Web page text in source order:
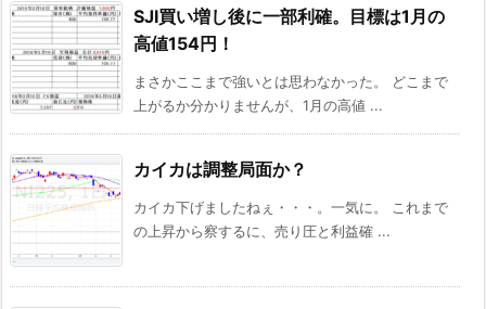
SJI買い増し後に一部利確。目標は1月の
高値154円！
まさかここまで強いとは思わなかった。 どこまで
上がるか分かりませんが、1月の高値 ...
カイカは調整局面か？
カイカ下げましたねぇ・・・。一気に。 これまで
の上昇から察するに、売り圧と利益確 ...